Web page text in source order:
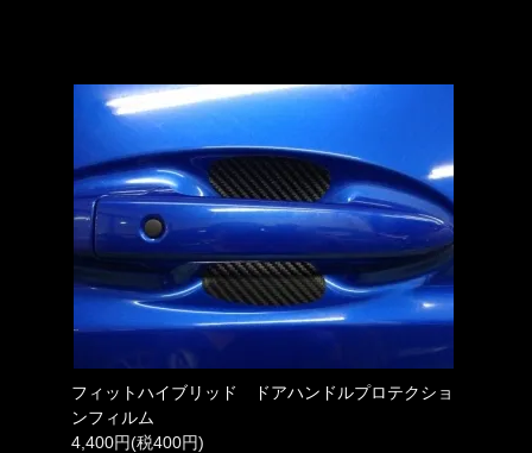
フィットハイブリッド ドアハンドルプロテクショ
ンフィルム
4,400円(税400円)